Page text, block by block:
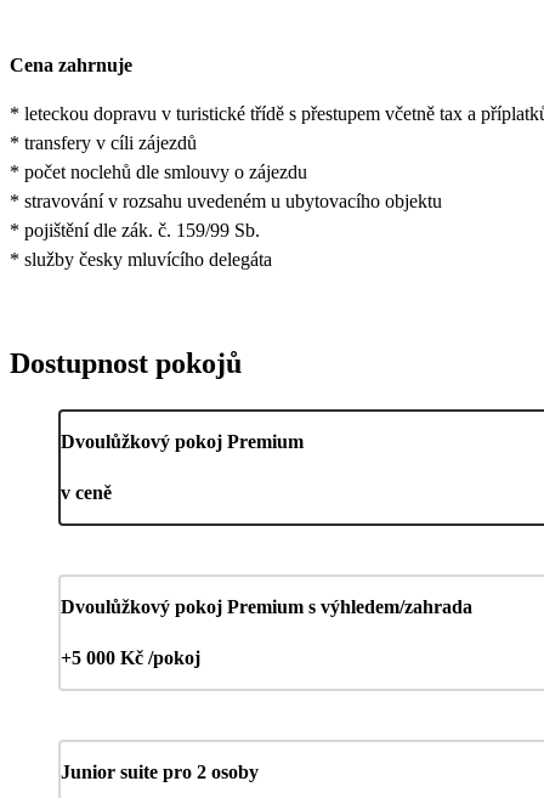
Cena zahrnuje
* leteckou dopravu v turistické třídě s přestupem včetně tax a
* transfery v cíli zájezdů
* počet noclehů dle smlouvy o zájezdu
* stravování v rozsahu uvedeném u ubytovacího objektu
* pojištění dle zák. č. 159/99 Sb.
* služby česky mluvícího delegáta
Dostupnost pokojů
Dvoulůžkový pokoj Premium
v ceně
Dvoulůžkový pokoj Premium s výhledem/zahrada
+5 000 Kč /pokoj
Junior suite pro 2 osoby